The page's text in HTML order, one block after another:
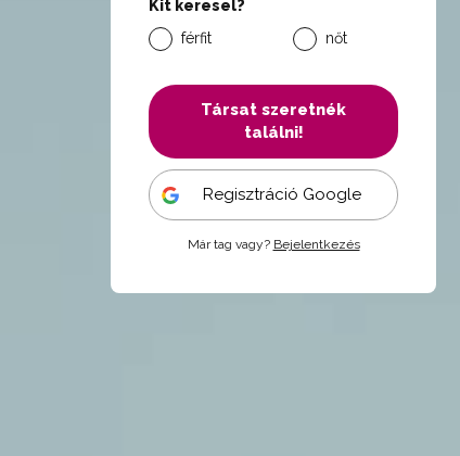
Kit keresel?
férfit
nőt
Társat szeretnék
találni!
Regisztráció Google
Már tag vagy? Bejelentkezés